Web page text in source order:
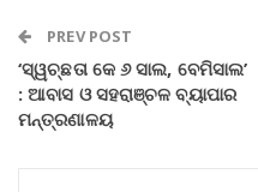
PREV POST
‘ସ୍ୱଚ୍ଛତା କେ ୬ ସାଲ, ବେମିସାଲ’
: ଆବାସ ଓ ସହରାଞ୍ଚଳ ବ୍ୟାପାର
ମନ୍ତ୍ରଣାଳୟ